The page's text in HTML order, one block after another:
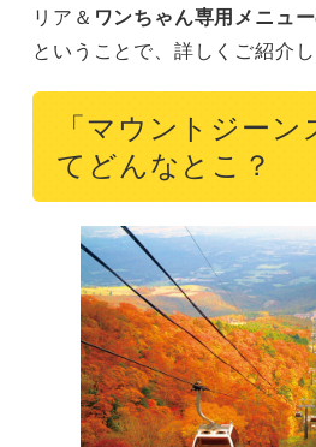
リア＆ ワンちゃん専用メニュ
ということで、詳しくご紹介し
「マウントジーン
てどんなとこ？